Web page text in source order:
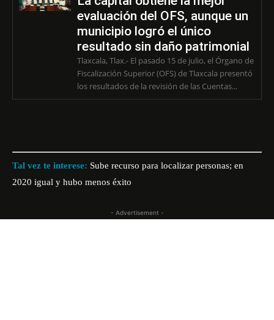
evaluación del OFS, aunque un
municipio logró el único
resultado sin daño patrimonial
Tlaxcala, Tlax.- El pasado 15 de julio, el Órgano de
Fiscalización Superior (OFS) de Tlaxcala presentó
los resultados de la revisión de las Cuentas...
Tal vez te interese: Sube recurso para localizar personas; en
2020 igual y hubo menos éxito
- Advertisement -